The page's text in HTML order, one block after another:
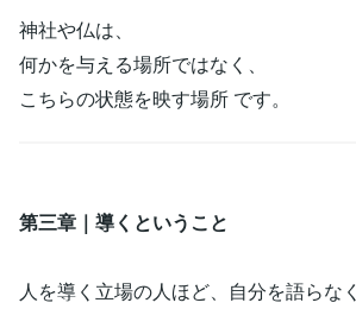
神社や仏は、
何かを与える場所ではなく、
こちらの状態を映す場所 です。
第三章｜導くということ
人を導く立場の人ほど、自分を語らな